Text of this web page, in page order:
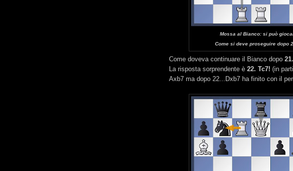
Mossa al Bianco: si può
Come si deve proseguire dopo
Come doveva continuare il Bianco dopo
La risposta sorprendente è 22. Tc7! (in
Axb7 ma dopo 22...Dxb7 ha finito con il